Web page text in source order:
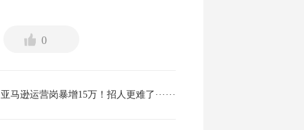
0
马逊运营岗暴增15万！招人更难了······